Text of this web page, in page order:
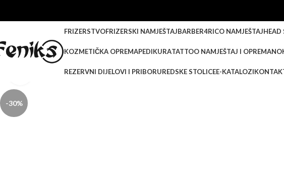
FRIZERSTVOFRIZERSKI NAMJEŠTAJBARBER4RICO NAMJEŠTAJHEAD
KOZMETIČKA OPREMAPEDIKURATATTOO NAMJEŠTAJ I OPREMA
REZERVNI DIJELOVI I PRIBORUREDSKE STOLICEE-KATALOZI
-30%
Klikni za veću sliku